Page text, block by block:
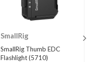
SmallRig
SmallRig Thumb EDC
Flashlight (5710)